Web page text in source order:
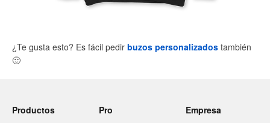
¿Te gusta esto? Es fácil pedir buzos personalizados también
🙂
Productos
Pro
Empresa